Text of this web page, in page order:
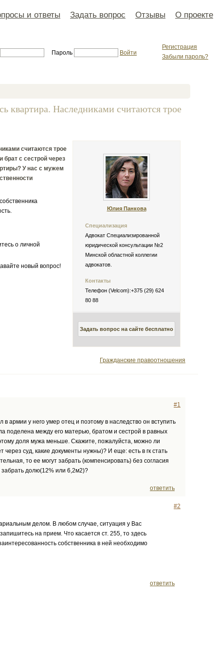
и ответы Задать вопрос Отзывы О проекте
Регистрация
Забыли пароль?
Пароль Войти
квартира. Наследниками считаются трое
Юлия Панкова
Специализация
Адвокат Специализированной
юридической консультации №2
Минской областной коллегии
адвокатов.
Контакты
Телефон (Velcom):+375 (29) 624
80 88
Задать вопрос на сайте бесплатно
считаются трое
брат с сестрой через
У нас с мужем
о личной
новый вопрос!
Гражданские правоотношения
#1
армии у него умер отец и поэтому в наследство он вступить
поделена между его матерью, братом и сестрой в равных
доля мужа меньше. Скажите, пожалуйста, можно ли
суд, какие документы нужны)? И еще: есть в гк стать
то ее могут забрать (компенсировать) без согласия
забрать долю(12% или 6,2м2)?
ответить
#2
делом. В любом случае, ситуация у Вас
на прием. Что касается ст. 255, то здесь
собственника в ней необходимо
ответить